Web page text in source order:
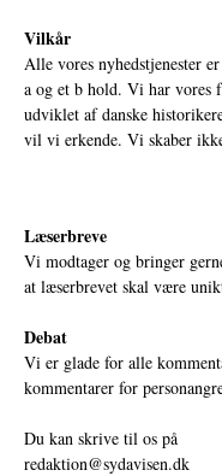
Vilkår
Alle vores nyhedstjenester
a og et b hold. Vi har vores
udviklet af danske
vil vi erkende. Vi skaber
Læserbreve
Vi modtager og bringer
at læserbrevet skal være
Debat
Vi er glade for alle
kommentarer for
Du kan skrive til os på
redaktion@sydavisen.dk